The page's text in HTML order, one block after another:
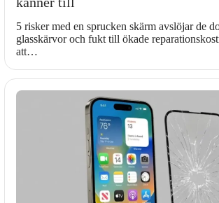
5 risker med en sprucken skärm avslöjar de
glasskärvor och fukt till ökade
att…